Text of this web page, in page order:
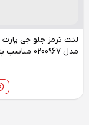
مدل 0200967 مناسب پژو 207